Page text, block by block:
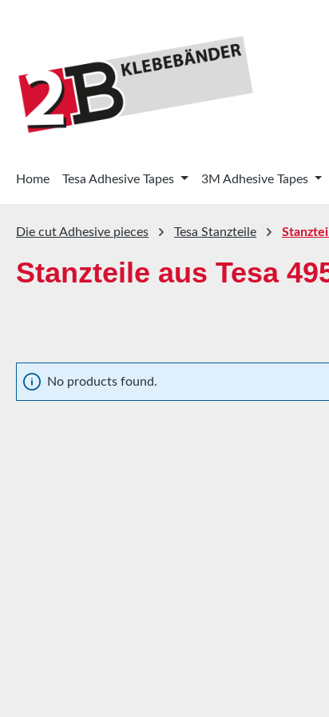
Home Tesa Adhesive Tapes 3M Adhesive Tapes
Die cut Adhesive pieces Tesa Stanzteile
Stanzteile aus Tesa
No products found.